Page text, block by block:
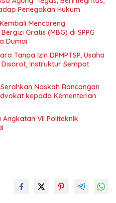
Penegakan Hukum
Mencoreng
Gratis (MBG) di SPPG
Dumai
Tanpa Izin DPMPTSP, Usaha
Disorot, Instruktur Sempat
Naskah Rancangan
kepada Kementerian
VII Politeknik